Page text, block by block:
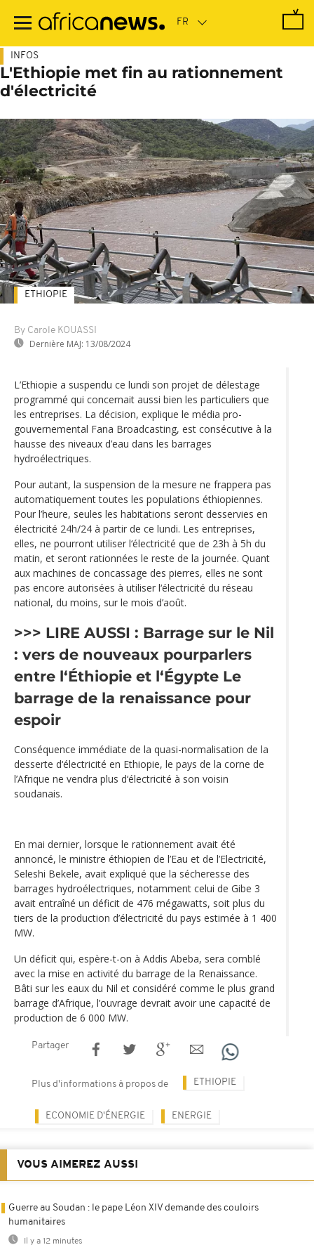
contenu
INFOS
L'Ethiopie met fin au rationnement
d'électricité
By Carole KOUASSI
Dernière MAJ: 13/08/2024
ETHIOPIE
L’Ethiopie a suspendu ce lundi son projet de délestage
programmé qui concernait aussi bien les particuliers que
les entreprises. La décision, explique le média pro-
gouvernemental Fana Broadcasting, est consécutive à la
hausse des niveaux d’eau dans les barrages
hydroélectriques.
Pour autant, la suspension de la mesure ne frappera pas
automatiquement toutes les populations éthiopiennes.
Pour l’heure, seules les habitations seront desservies en
électricité 24h/24 à partir de ce lundi. Les entreprises,
elles, ne pourront utiliser l‘électricité que de 23h à 5h du
matin, et seront rationnées le reste de la journée. Quant
aux machines de concassage des pierres, elles ne sont
pas encore autorisées à utiliser l‘électricité du réseau
national, du moins, sur le mois d’août.
>>> LIRE AUSSI : Barrage sur le Nil
: vers de nouveaux pourparlers
entre l‘Éthiopie et l‘Égypte Le
barrage de la renaissance pour
espoir
Conséquence immédiate de la quasi-normalisation de la
desserte d‘électricité en Ethiopie, le pays de la corne de
l’Afrique ne vendra plus d‘électricité à son voisin
soudanais.
En mai dernier, lorsque le rationnement avait été
annoncé, le ministre éthiopien de l’Eau et de l’Electricité,
Seleshi Bekele, avait expliqué que la sécheresse des
barrages hydroélectriques, notamment celui de Gibe 3
avait entraîné un déficit de 476 mégawatts, soit plus du
tiers de la production d’électricité du pays estimée à 1 400
MW.
Un déficit qui, espère-t-on à Addis Abeba, sera comblé
avec la mise en activité du barrage de la Renaissance.
Bâti sur les eaux du Nil et considéré comme le plus grand
barrage d’Afrique, l’ouvrage devrait avoir une capacité de
production de 6 000 MW.
Partager
Plus d'informations à propos de ETHIOPIE
ECONOMIE D'ÉNERGIE ENERGIE
VOUS AIMEREZ AUSSI
Guerre au Soudan : le pape Léon XIV demande des couloirs
humanitaires
Il y a 12 minutes